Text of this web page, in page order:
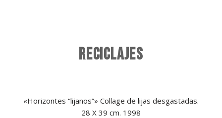
RECICLAJES
«Horizontes “lijanos”» Collage de lijas desgastadas.
28 X 39 cm. 1998